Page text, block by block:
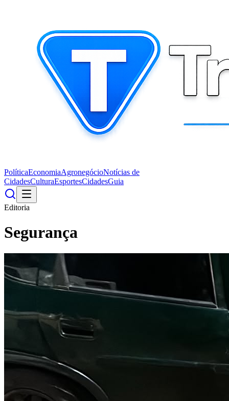
PolíticaEconomiaAgronegócioNotícias de
CidadesCulturaEsportesCidadesGuia
Editoria
Segurança